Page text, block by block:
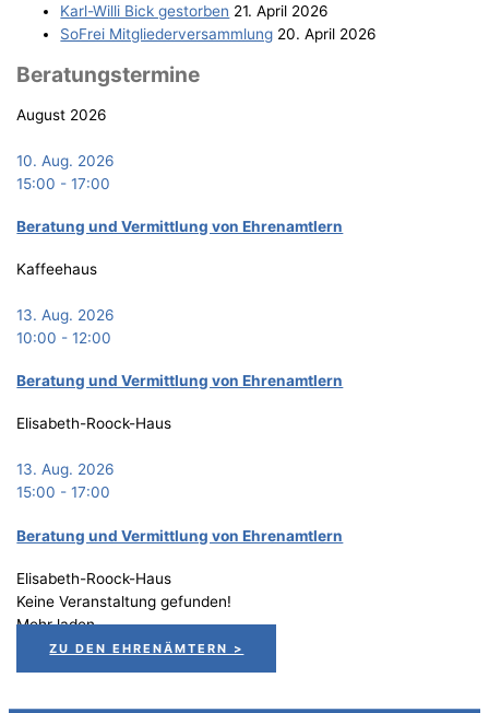
Karl-Wil­li Bick gestorben 21. April 2026
SoFrei Mit­glie­der­ver­samm­lung 20. April 2026
Bera­tungs­ter­mi­ne
August 2026
10. Aug. 2026
15:00 -17:00
Bera­tung und Ver­mitt­lung von Ehrenamtlern
Kaffeehaus
13. Aug. 2026
10:00 -12:00
Bera­tung und Ver­mitt­lung von Ehrenamtlern
Elisabeth-Roock-Haus
13. Aug. 2026
15:00 -17:00
Bera­tung und Ver­mitt­lung von Ehrenamtlern
Elisabeth-Roock-Haus
Keine Veranstaltung gefunden!
Mehr laden
ZU DEN EHRENÄMTERN >